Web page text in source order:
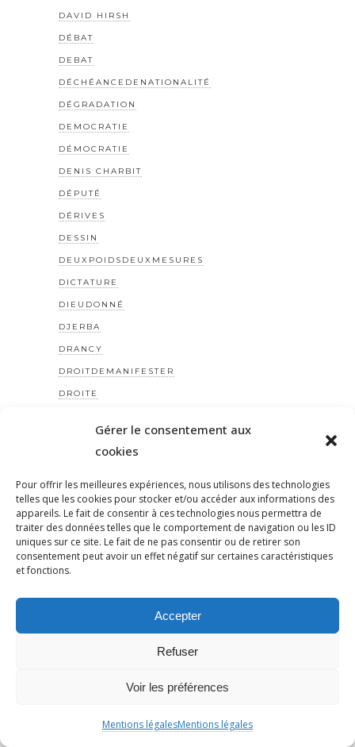
Gérer le consentement aux
cookies
Pour offrir les meilleures expériences, nous utilisons des technologies
telles que les cookies pour stocker et/ou accéder aux informations des
appareils. Le fait de consentir à ces technologies nous permettra de
traiter des données telles que le comportement de navigation ou les ID
uniques sur ce site. Le fait de ne pas consentir ou de retirer son
consentement peut avoir un effet négatif sur certaines caractéristiques
et fonctions.
Accepter
Refuser
Voir les préférences
Mentions légalesMentions légales
DAVID HIRSH
DÉBAT
DEBAT
DÉCHÉANCEDENATIONALITÉ
DÉGRADATION
DEMOCRATIE
DÉMOCRATIE
DENIS CHARBIT
DÉPUTÉ
DÉRIVES
DESSIN
DEUXPOIDSDEUXMESURES
DICTATURE
DIEUDONNÉ
DJERBA
DRANCY
DROITDEMANIFESTER
DROITE
EELV
EFFONDREMENT
ÉLECTION
ELECTIONS
EPSTEIN